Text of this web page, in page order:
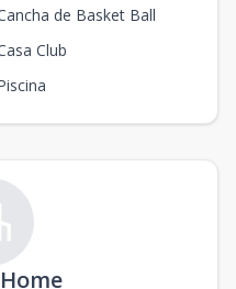
de Basket Ball
Club